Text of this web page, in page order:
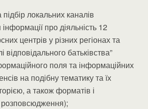
локальних каналів
про діяльність 12
центрів у різних регіонах та
відповідального батьківства”
поля та інформаційних
на подібну тематику та їх
а також форматів і